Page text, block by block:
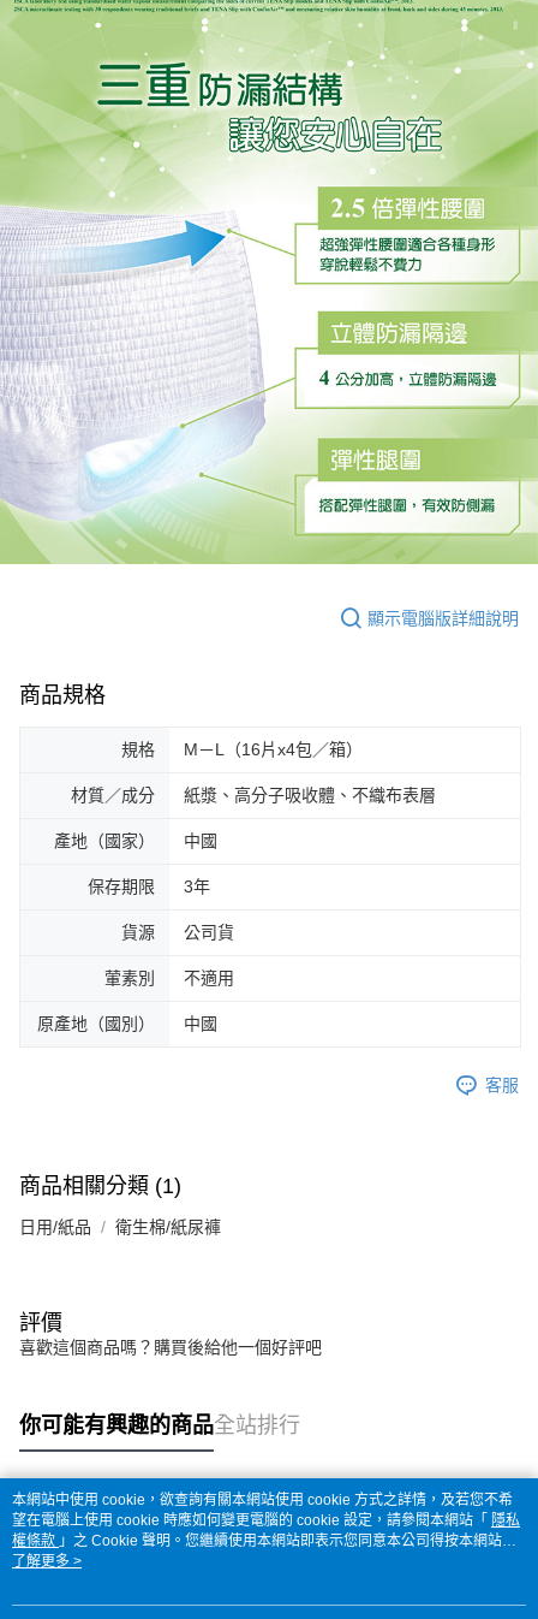
顯示電腦版詳細說明
商品規格
規格 M－L（16片x4包／箱）
材質／成分 紙漿、高分子吸收體、不織布表層
產地（國家） 中國
保存期限 3年
貨源 公司貨
葷素別 不適用
原產地（國別） 中國
客服
商品相關分類 (1)
日用/紙品 衛生棉/紙尿褲
評價
喜歡這個商品嗎？購買後給他一個好評吧
你可能有興趣的商品全站排行
熱門標籤
本網站中使用 cookie，欲查詢有關本網站使用 cookie 方式之詳情，及若您不希
望在電腦上使用 cookie 時應如何變更電腦的 cookie 設定，請參閱本網站「 隱私
權條款 」之 Cookie 聲明。您繼續使用本網站即表示您同意本公司得按本網站使
用條款之 Cookie 聲明使用 cookie。
了解更多 >